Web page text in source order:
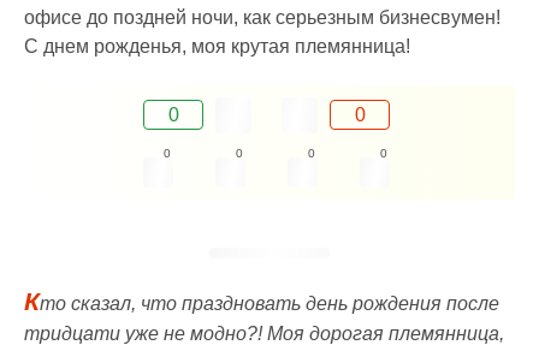
офисе до поздней ночи, как серьезным бизнесвумен!
С днем рожденья, моя крутая племянница!
0 0
0 0 0 0
Кто сказал, что праздновать день рождения после
тридцати уже не модно?! Моя дорогая племянница,